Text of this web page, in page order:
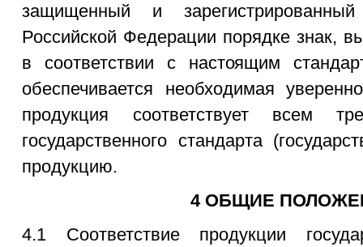
защищенный и
Российской Федерации порядке знак,
в соответствии с настоящим
обеспечивается необходимая
продукция соответствует всем
государственного стандарта
продукцию.
4 ОБЩИЕ
4.1 Соответствие продукции